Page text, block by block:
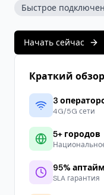
Быстрое
Начать сейчас
Краткий обзор
3
4G/5G сети
5+ городов
95% аптайм
SLA гарантия